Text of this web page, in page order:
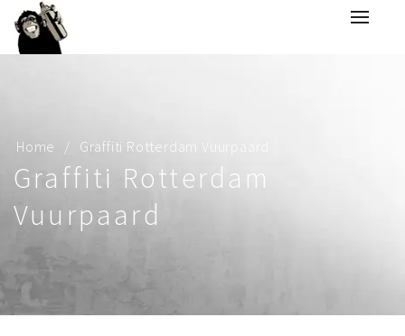
Home Graffiti Rotterdam Vuurpaard
Graffiti Rotterdam
Vuurpaard